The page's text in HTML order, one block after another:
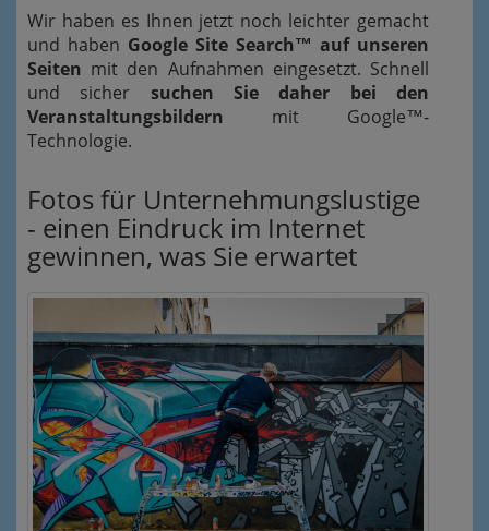
Wir haben es Ihnen jetzt noch leichter gemacht
und haben Google Site Search™ auf unseren
Seiten mit den Aufnahmen eingesetzt. Schnell
und sicher suchen Sie daher bei den
Veranstaltungsbildern mit Google™-
Technologie.
Fotos für Unternehmungslustige
- einen Eindruck im Internet
gewinnen, was Sie erwartet